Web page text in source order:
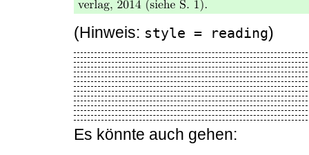
(Hinweis: style = reading)
Es könnte auch gehen: